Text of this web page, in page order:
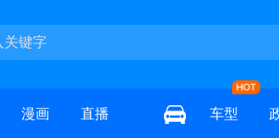
漫画 直播 车型